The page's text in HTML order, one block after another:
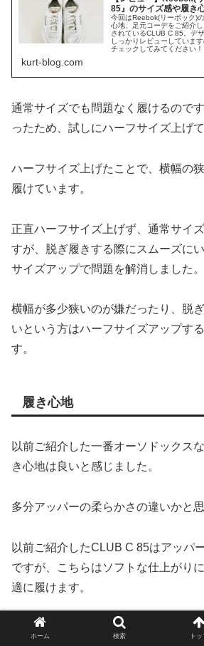
85』のサイズ感や履き
今回はReebok(リーボック)
心地、足元コーデをご紹介
されているCLUB C 85。デ
しっかりレビューしていま
チェックしてみてください！
kurt-blog.com
通常サイズでも問題なく履けるので
ったため、試しにハーフサイズ上げて
ハーフサイズ上げたことで、横幅の
履けています。
正直ハーフサイズ上げず、通常サイ
すが、脱ぎ履きする際にスムーズに
サイズアップで問題を解消しました。
横幅が多少狭いのが嫌だったり、脱
いという方はハーフサイズアップす
す。
履き心地
以前ご紹介した一番オーソドックス
き心地は良いと感じました。
多分アッパーの柔らかさの違いかと思
以前ご紹介したCLUB C 85はアッパ
ですが、こちらはソフトな仕上がり
適に履けます。
ライナーもタオル地のような肌触り
ホーム 検索 トッ